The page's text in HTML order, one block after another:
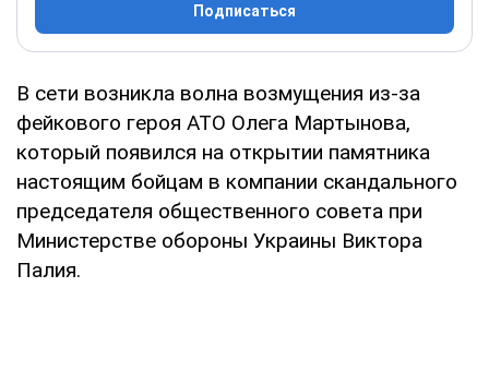
Подписаться
В сети возникла волна возмущения из-за
фейкового героя АТО Олега Мартынова,
который появился на открытии памятника
настоящим бойцам в компании скандального
председателя общественного совета при
Министерстве обороны Украины Виктора
Палия.